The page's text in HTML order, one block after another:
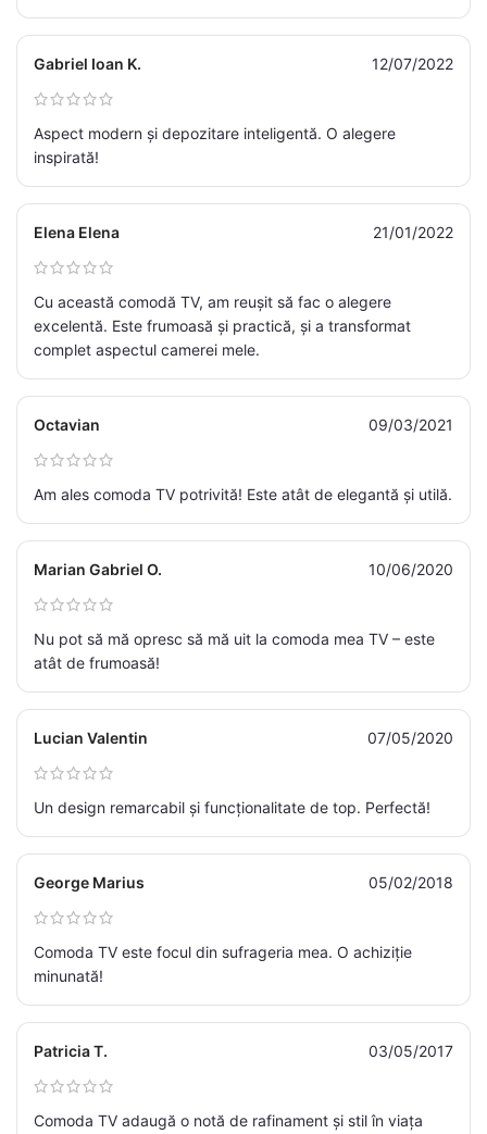
Gabriel Ioan K. 12/07/2022
Aspect modern și depozitare inteligentă. O alegere
inspirată!
Elena Elena 21/01/2022
Cu această comodă TV, am reușit să fac o alegere
excelentă. Este frumoasă și practică, și a transformat
complet aspectul camerei mele.
Octavian 09/03/2021
Am ales comoda TV potrivită! Este atât de elegantă și utilă.
Marian Gabriel O. 10/06/2020
Nu pot să mă opresc să mă uit la comoda mea TV – este
atât de frumoasă!
Lucian Valentin 07/05/2020
Un design remarcabil și funcționalitate de top. Perfectă!
George Marius 05/02/2018
Comoda TV este focul din sufrageria mea. O achiziție
minunată!
Patricia T. 03/05/2017
Comoda TV adaugă o notă de rafinament și stil în viața